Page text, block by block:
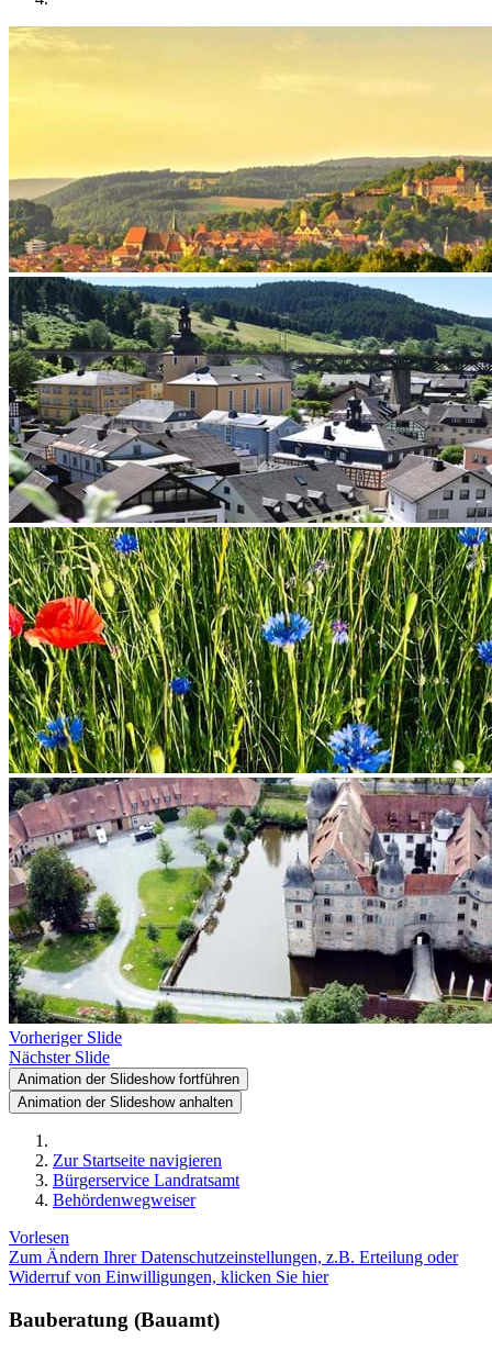
Vorheriger Slide
Nächster Slide
Animation der Slideshow fortführen
Animation der Slideshow anhalten
Zur Startseite navigieren
Bürgerservice Landratsamt
Behördenwegweiser
Vorlesen
Zum Ändern Ihrer Datenschutzeinstellungen, z.B. Erteilung oder
Widerruf von Einwilligungen, klicken Sie hier
Bauberatung (Bauamt)